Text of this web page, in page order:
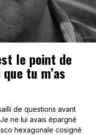
le point de
tu m’as
de questions avant
ne lui avais épargné
hexagonale cosigné